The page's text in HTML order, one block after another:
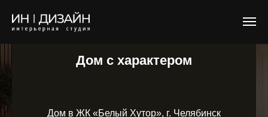
Дом с характером
Дом в ЖК «Белый Хутор», г. Челябинск